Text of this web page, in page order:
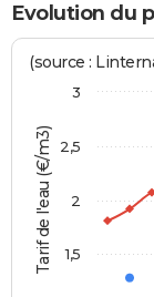
Evolution du
Tarif de l'eau (€/m3)
(source :
1,5
2
2,5
3